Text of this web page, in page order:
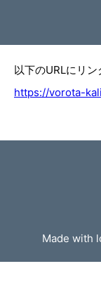
以下のURLにリ
https://vorota-
Made with